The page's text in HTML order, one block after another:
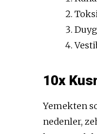
10x
Yemekten
nedenler,